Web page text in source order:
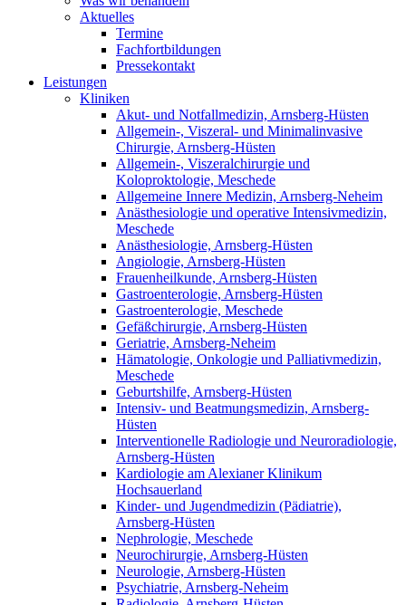
Aktuelles
Termine
Fachfortbildungen
Pressekontakt
Leistungen
Kliniken
Akut- und Notfallmedizin, Arnsberg-Hüsten
Allgemein-, Viszeral- und Minimalinvasive
Chirurgie, Arnsberg-Hüsten
Allgemein-, Viszeralchirurgie und
Koloproktologie, Meschede
Allgemeine Innere Medizin, Arnsberg-Neheim
Anästhesiologie und operative Intensivmedizin,
Meschede
Anästhesiologie, Arnsberg-Hüsten
Angiologie, Arnsberg-Hüsten
Frauenheilkunde, Arnsberg-Hüsten
Gastroenterologie, Arnsberg-Hüsten
Gastroenterologie, Meschede
Gefäßchirurgie, Arnsberg-Hüsten
Geriatrie, Arnsberg-Neheim
Hämatologie, Onkologie und Palliativmedizin,
Meschede
Geburtshilfe, Arnsberg-Hüsten
Intensiv- und Beatmungsmedizin, Arnsberg-
Hüsten
Interventionelle Radiologie und Neuroradiologie,
Arnsberg-Hüsten
Kardiologie am Alexianer Klinikum
Hochsauerland
Kinder- und Jugendmedizin (Pädiatrie),
Arnsberg-Hüsten
Nephrologie, Meschede
Neurochirurgie, Arnsberg-Hüsten
Neurologie, Arnsberg-Hüsten
Psychiatrie, Arnsberg-Neheim